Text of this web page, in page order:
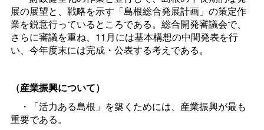
展の展望と、戦略を示す「島根総合発展計画」の策定作
業を鋭意行っているところである。総合開発審議会で、
さらに審議を重ね、11月には基本構想の中間発表を行
い、今年度末には完成・公表する考えである。
（産業振興について）
・「活力ある島根」を築くためには、産業振興が最も
重要である。